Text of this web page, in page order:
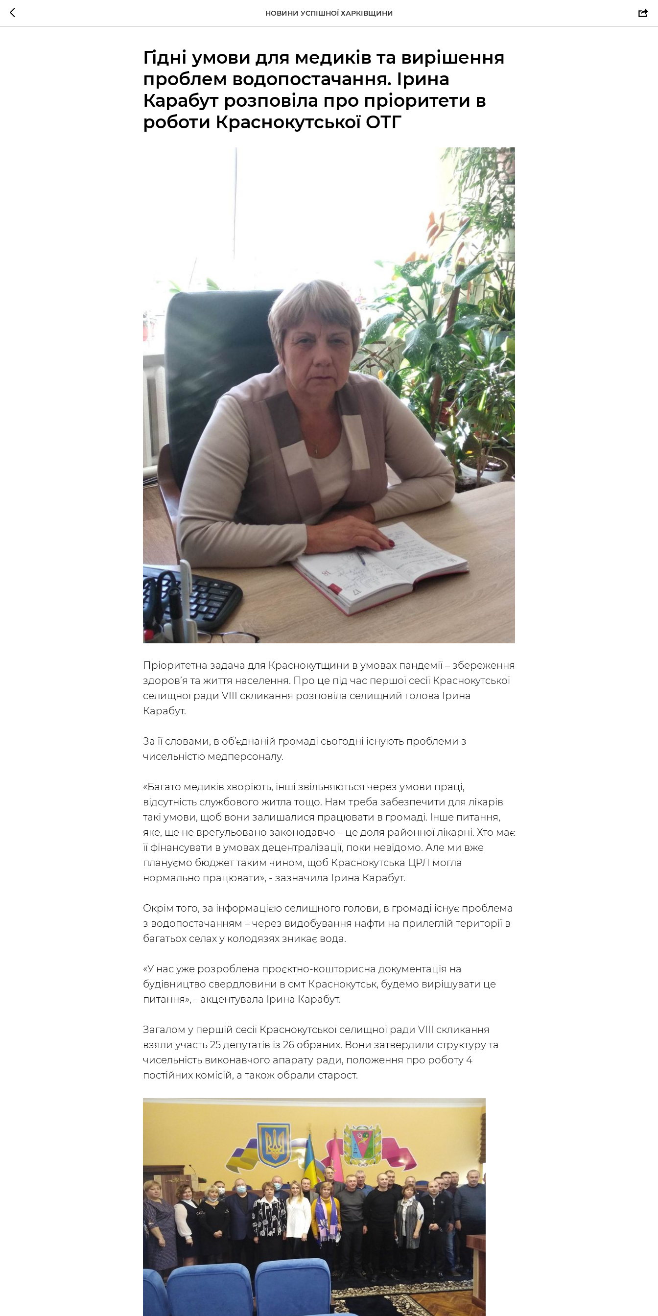
НОВИНИ УСПІШНОЇ ХАРКІВЩИНИ
Гідні умови для медиків та вирішення
проблем водопостачання. Ірина
Карабут розповіла про пріоритети в
роботи Краснокутської ОТГ
Пріоритетна задача для Краснокутщини в умовах пандемії – збереження
здоров’я та життя населення. Про це під час першої сесії Краснокутської
селищної ради VIII скликання розповіла селищний голова Ірина
Карабут.
За її словами, в об’єднаній громаді сьогодні існують проблеми з
чисельністю медперсоналу.
«Багато медиків хворіють, інші звільняються через умови праці,
відсутність службового житла тощо. Нам треба забезпечити для лікарів
такі умови, щоб вони залишалися працювати в громаді. Інше питання,
яке, ще не врегульовано законодавчо – це доля районної лікарні. Хто має
її фінансувати в умовах децентралізації, поки невідомо. Але ми вже
плануємо бюджет таким чином, щоб Краснокутська ЦРЛ могла
нормально працювати», - зазначила Ірина Карабут.
Окрім того, за інформацією селищного голови, в громаді існує проблема
з водопостачанням – через видобування нафти на прилеглій території в
багатьох селах у колодязях зникає вода.
«У нас уже розроблена проєктно-кошторисна документація на
будівництво свердловини в смт Краснокутськ, будемо вирішувати це
питання», - акцентувала Ірина Карабут.
Загалом у першій сесії Краснокутської селищної ради VIII скликання
взяли участь 25 депутатів із 26 обраних. Вони затвердили структуру та
чисельність виконавчого апарату ради, положення про роботу 4
постійних комісій, а також обрали старост.